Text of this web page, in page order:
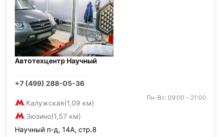
Автотехцентр Научный
+7 (499) 288-05-36
Калужская(1,09 км)
Зюзино(1,57 км)
Пн-Вс: 09:00 - 21:00
Научный п-д, 14А, стр.8